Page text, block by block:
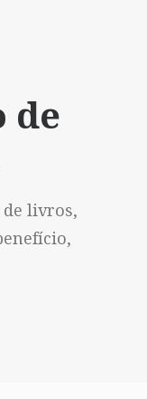
de
de livros,